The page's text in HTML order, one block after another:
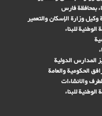
بمحافظة فارس
وكيل وزارة الإسكان والتعمير
للبناء
المدارس الدولية
الحكومية والعامة
والانشاءات
للبناء